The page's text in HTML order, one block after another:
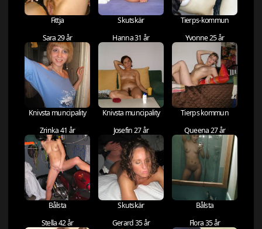
Fittja Skutskär
Tierps-kommun
Sara 29 år
Knivsta muncipality
Hanna 31 år
Knivsta muncipality
Yvonne 25 år
Tierps kommun
Zrinka 41 år
Bålsta
Josefin 27 år
Skutskär
Queena 27 år
Bålsta
Stella 42 år
Gerard 35 år Flora 35 år